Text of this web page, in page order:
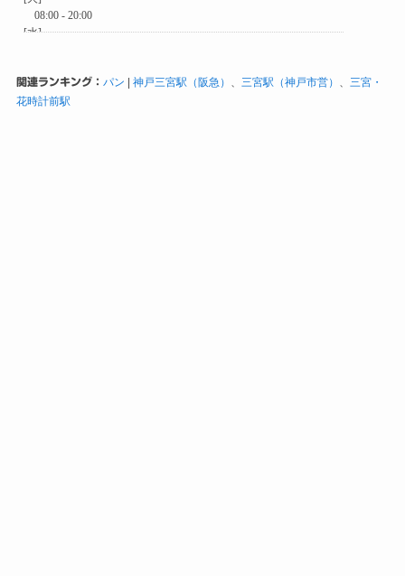
関連ランキング： パン 神戸三宮駅（阪急） 、 三宮駅（神戸市営） 、 三宮・
花時計前駅